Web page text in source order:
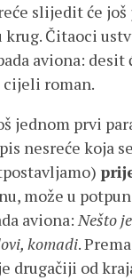
slijedit će još
krug. Čitaoci
aviona: desit
cijeli roman.
jednom prvi
nesreće koja
može u
aviona:Nešto
komadi.
drugačiji od